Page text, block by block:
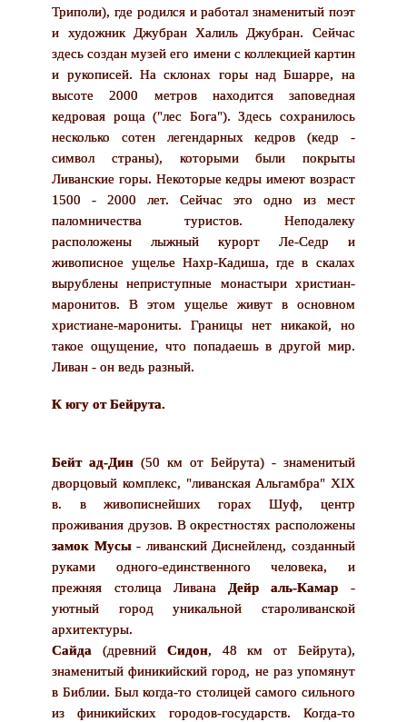
Триполи), где родился и работал знаменитый поэт
и художник Джубран Халиль Джубран. Сейчас
здесь создан музей его имени с коллекцией картин
и рукописей. На склонах горы над Бшарре, на
высоте 2000 метров находится заповедная
кедровая роща ("лес Бога"). Здесь сохранилось
несколько сотен легендарных кедров (кедр -
символ страны), которыми были покрыты
Ливанские горы. Некоторые кедры имеют возраст
1500 - 2000 лет. Сейчас это одно из мест
паломничества туристов. Неподалеку
расположены лыжный курорт Ле-Седр и
живописное ущелье Нахр-Кадиша, где в скалах
вырублены неприступные монастыри христиан-
маронитов. В этом ущелье живут в основном
христиане-марониты. Границы нет никакой, но
такое ощущение, что попадаешь в другой мир.
Ливан - он ведь разный.
К югу от Бейрута.
Бейт ад-Дин(50 км от Бейрута) - знаменитый
дворцовый комплекс, "ливанская Альгамбра" XIX
в. в живописнейших горах Шуф, центр
проживания друзов. В окрестностях расположены
замок Мусы- ливанский Диснейленд, созданный
руками одного-единственного человека, и
прежняя столица ЛиванаДейр аль-Камар -
уютный город уникальной староливанской
архитектуры.
Сайда (древний Сидон, 48 км от Бейрута),
знаменитый финикийский город, не раз упомянут
в Библии. Был когда-то столицей самого сильного
из финикийских городов-государств. Когда-то